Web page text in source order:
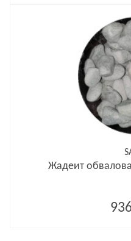
Жадеит